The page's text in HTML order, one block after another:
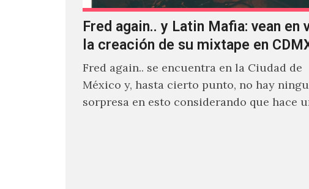
Fred again.. y Latin Mafia: vean en
la creación de su mixtape en
Fred again.. se encuentra en la Ciudad de
México y, hasta cierto punto, no hay
sorpresa en esto considerando que hace